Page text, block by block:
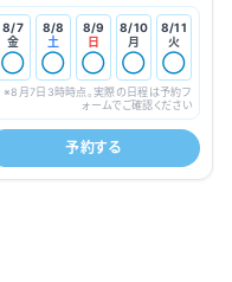
8/7
金
◯
8/8
土
◯
8/9
日
◯
8/10
月
◯
8/11
火
◯
※8月7日3時時点。実際の日程は予約フ
ォームでご確認ください
予約する